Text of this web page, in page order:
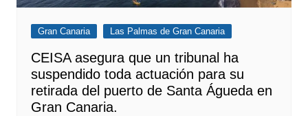
Gran Canaria Las Palmas de Gran Canaria
CEISA asegura que un tribunal ha
suspendido toda actuación para su
retirada del puerto de Santa Águeda en
Gran Canaria.